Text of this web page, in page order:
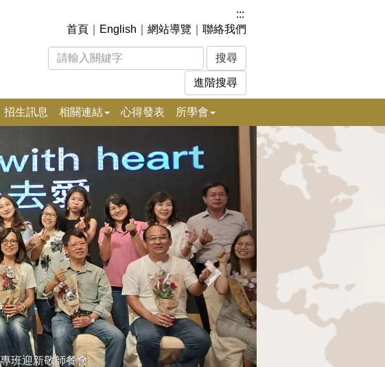
:::
首頁｜ English 網站導覽 聯絡我們
進階搜尋
招生訊息 相關連結 心得發表 所學會
班迎新敬師餐會
張